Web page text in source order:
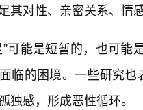
其对性、亲密关系、情
”可能是短暂的，也可
临的困境。一些研究
独感，形成恶性循环。